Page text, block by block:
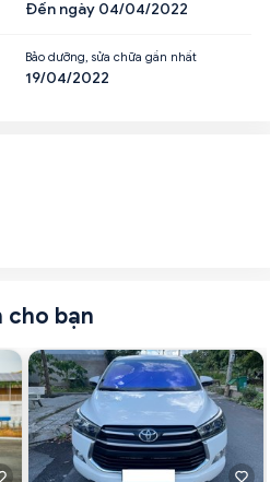
Đến ngày 04/04/2022
Bảo dưỡng, sửa chữa gần nhất
19/04/2022
cho bạn